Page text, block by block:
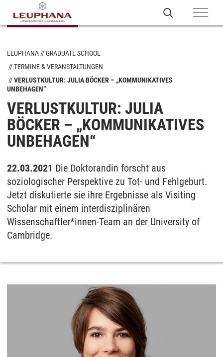
LEUPHANA
GRADUATE SCHOOL
TERMINE & VERANSTALTUNGEN
VERLUSTKULTUR: JULIA BÖCKER – „KOMMUNIKATIVES
UNBEHAGEN“
VERLUSTKULTUR: JULIA
BÖCKER – „KOMMUNIKATIVES
UNBEHAGEN“
22.03.2021 Die Doktorandin forscht aus
soziologischer Perspektive zu Tot- und Fehlgeburt.
Jetzt diskutierte sie ihre Ergebnisse als Visiting
Scholar mit einem interdisziplinären
Wissenschaftler*innen-Team an der University of
Cambridge.